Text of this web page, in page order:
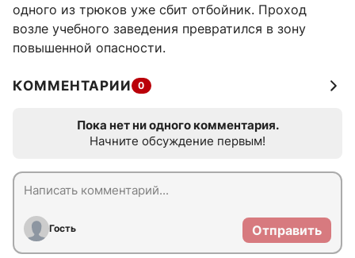
одного из трюков уже сбит отбойник. Проход
возле учебного заведения превратился в зону
повышенной опасности.
КОММЕНТАРИИ 0
Пока нет ни одного комментария.
Начните обсуждение первым!
Гость Отправить